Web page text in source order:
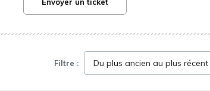
Envoyer un ticket
Filtre :